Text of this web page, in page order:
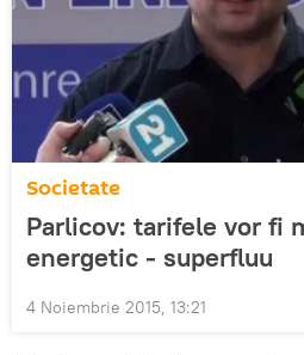
Societate
Parlicov: tarifele vor fi
energetic - superfluu
4 Noiembrie 2015, 13:21